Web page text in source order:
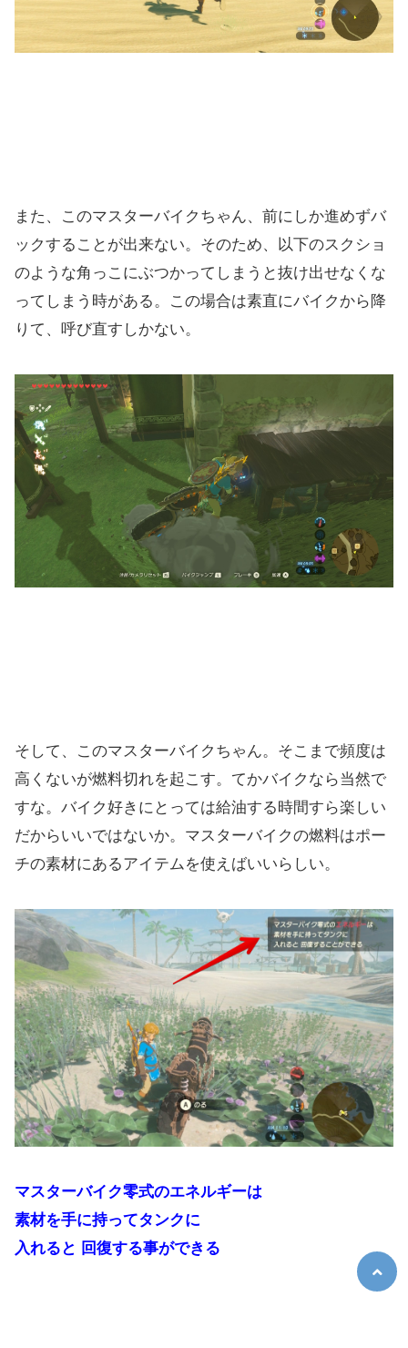
また、このマスターバイクちゃん、前にしか進めずバ
ックすることが出来ない。そのため、以下のスクショ
のような角っこにぶつかってしまうと抜け出せなくな
ってしまう時がある。この場合は素直にバイクから降
りて、呼び直すしかない。
そして、このマスターバイクちゃん。そこまで頻度は
高くないが燃料切れを起こす。てかバイクなら当然で
すな。バイク好きにとっては給油する時間すら楽しい
だからいいではないか。マスターバイクの燃料はポー
チの素材にあるアイテムを使えばいいらしい。
マスターバイク零式のエネルギーは
素材を手に持ってタンクに
入れると 回復する事ができる